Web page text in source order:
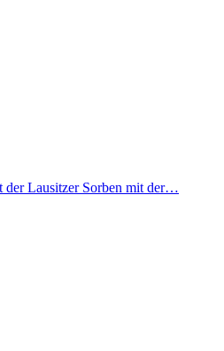
der Lausitzer Sorben mit der…